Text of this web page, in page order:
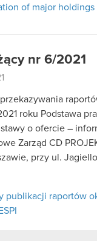
of major holdings
nr 6/2021
roku Podstawa
o ofercie –
Zarząd CD
przy ul.
publikacji raportów